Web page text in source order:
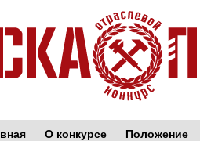
О конкурсе Положение